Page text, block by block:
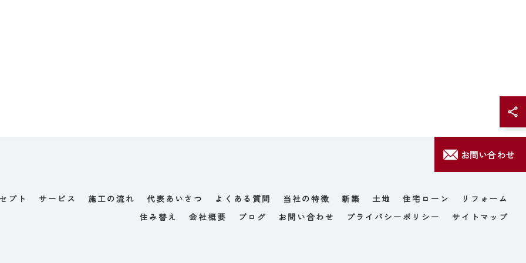
お問い合わせ
プト サービス 施工の流れ 代表あいさつ よくある質問 当社の特徴 新築 土地 住宅ローン
リフォーム
住み替え
会社概要 ブログ お問い合わせ プライバシーポリシー サイトマップ